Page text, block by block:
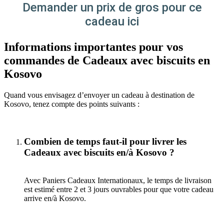
Demander un prix de gros pour ce
cadeau ici
Informations importantes pour vos
commandes de Cadeaux avec biscuits en
Kosovo
Quand vous envisagez d’envoyer un cadeau à destination de
Kosovo, tenez compte des points suivants :
Combien de temps faut-il pour livrer les
Cadeaux avec biscuits en/à Kosovo ?
Avec Paniers Cadeaux Internationaux, le temps de livraison
est estimé entre 2 et 3 jours ouvrables pour que votre cadeau
arrive en/à Kosovo.